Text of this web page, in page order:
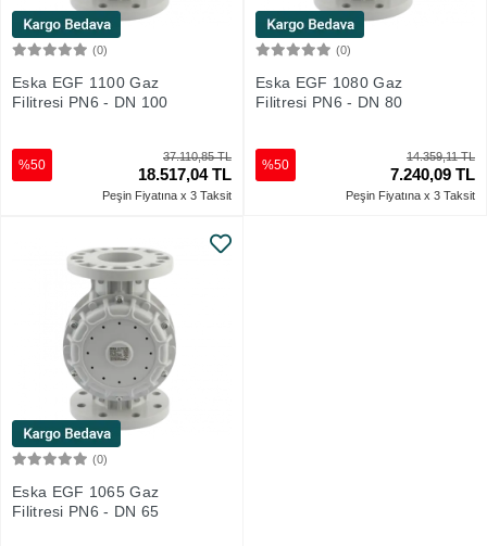
(0)
Eska EGF 1100 Gaz
Filitresi PN6 - DN 100
37.110,85 TL
18.517,04 TL
%50
Peşin Fiyatına x 3 Taksit
(0)
Eska EGF 1080 Gaz
Filitresi PN6 - DN 80
14.359,11 TL
7.240,09 TL
%50
Peşin Fiyatına x 3 Taksit
(0)
Eska EGF 1065 Gaz
Filitresi PN6 - DN 65